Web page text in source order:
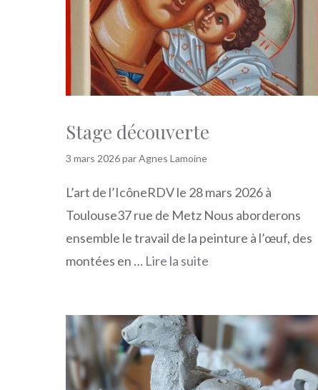
Stage découverte
3 mars 2026parAgnes Lamoine
L’art de l’IcôneRDV le 28 mars 2026 à
Toulouse37 rue de Metz Nous aborderons
ensemble le travail de la peinture à l’œuf, des
montées en … Lire la suite